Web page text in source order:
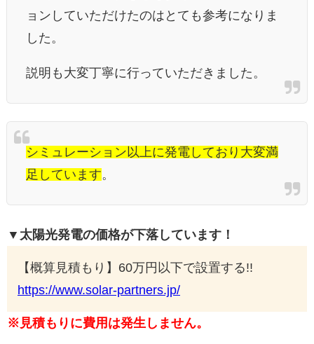
ョンしていただけたのはとても参考になりま
した。
説明も大変丁寧に行っていただきました。
シミュレーション以上に発電しており大変満
足しています。
▼太陽光発電の価格が下落しています！
【概算見積もり】60万円以下で設置する!!
https://www.solar-partners.jp/
※見積もりに費用は発生しません。